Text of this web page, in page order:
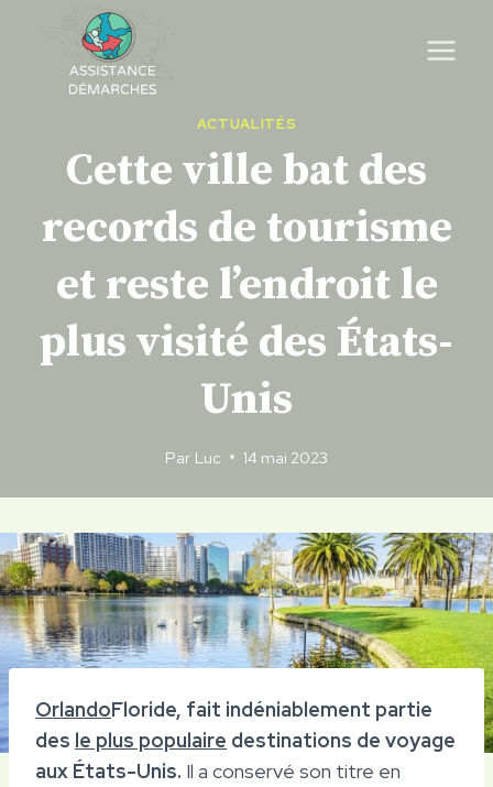
content
ACTUALITÉS
Cette ville bat des
records de tourisme
et reste l’endroit le
plus visité des États-
Unis
Par Luc 14 mai 2023
OrlandoFloride, fait indéniablement partie
des le plus populaire destinations de voyage
aux États-Unis. Il a conservé son titre en